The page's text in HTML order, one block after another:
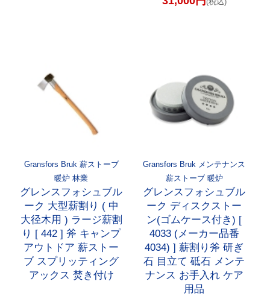
Gransfors Bruk 薪ストーブ
暖炉 林業
グレンスフォシュブル
ーク 大型薪割り ( 中
大径木用 ) ラージ薪割
り [ 442 ] 斧 キャンプ
アウトドア 薪ストー
ブ スプリッティング
アックス 焚き付け
Gransfors Bruk メンテナンス
薪ストーブ 暖炉
グレンスフォシュブル
ーク ディスクストー
ン(ゴムケース付き) [
4033 (メーカー品番
4034) ] 薪割り斧 研ぎ
石 目立て 砥石 メンテ
ナンス お手入れ ケア
用品